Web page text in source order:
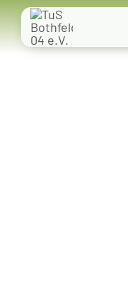
Zum
Inhalt
springen